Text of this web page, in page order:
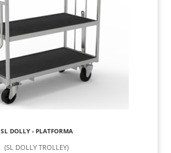
SL DOLLY - PLATFORMA
(SL DOLLY TROLLEY)